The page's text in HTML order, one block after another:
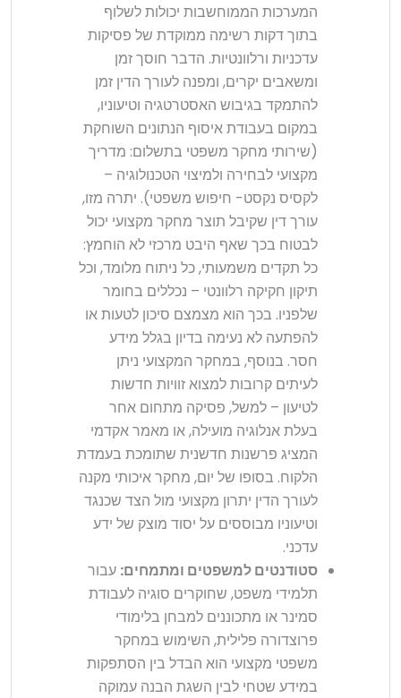
המערכות הממוחשבות יכולות לשלוף
בתוך דקות רשימה ממוקדת של פסיקות
עדכניות ורלוונטיות. הדבר חוסך זמן
ומשאבים יקרים, ומפנה לעורך הדין זמן
להתמקד בגיבוש האסטרטגיה וטיעוניו,
במקום בעבודת איסוף הנתונים השוחקת
(שירותי מחקר משפטי בתשלום: מדריך
מקצועי לבחירה ולמיצוי הטכנולוגיה –
לקסיס נקסט- חיפוש משפטי). יתרה מזו,
עורך דין שקיבל תוצר מחקר מקצועי יכול
לבטוח בכך שאף היבט מרכזי לא הוחמץ:
כל תקדים משמעותי, כל ניתוח מלומד, וכל
תיקון חקיקה רלוונטי – נכללים בחומר
שלפניו. בכך הוא מצמצם סיכון לטעות או
להפתעה לא נעימה בדיון בגלל מידע
חסר. בנוסף, במחקר המקצועי ניתן
לעיתים קרובות למצוא זוויות חדשות
לטיעון – למשל, פסיקה מתחום אחר
בעלת אנלוגיה מועילה, או מאמר אקדמי
המציג פרשנות חדשנית שתומכת בעמדת
הלקוח. בסופו של יום, מחקר איכותי מקנה
לעורך הדין יתרון מקצועי מול הצד שכנגד
וטיעוניו מבוססים על יסוד מוצק של ידע
עדכני.
סטודנטים למשפטים ומתמחים: עבור
תלמידי משפט, שחוקרים סוגיה לעבודת
סמינר או מתכוננים למבחן בלימודי
פרוצדורה פלילית, השימוש במחקר
משפטי מקצועי הוא הבדל בין הסתפקות
במידע שטחי לבין השגת הבנה עמוקה